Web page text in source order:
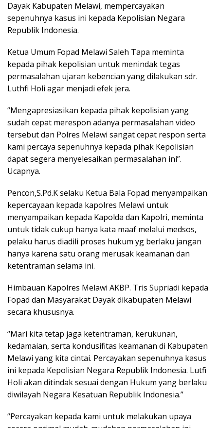
Dayak Kabupaten Melawi, mempercayakan
sepenuhnya kasus ini kepada Kepolisian Negara
Republik Indonesia.
Ketua Umum Fopad Melawi Saleh Tapa meminta
kepada pihak kepolisian untuk menindak tegas
permasalahan ujaran kebencian yang dilakukan sdr.
Luthfi Holi agar menjadi efek jera.
“Mengapresiasikan kepada pihak kepolisian yang
sudah cepat merespon adanya permasalahan video
tersebut dan Polres Melawi sangat cepat respon serta
kami percaya sepenuhnya kepada pihak Kepolisian
dapat segera menyelesaikan permasalahan ini”.
Ucapnya.
Pencon,S.Pd.K selaku Ketua Bala Fopad menyampaikan
kepercayaan kepada kapolres Melawi untuk
menyampaikan kepada Kapolda dan Kapolri, meminta
untuk tidak cukup hanya kata maaf melalui medsos,
pelaku harus diadili proses hukum yg berlaku jangan
hanya karena satu orang merusak keamanan dan
ketentraman selama ini.
Himbauan Kapolres Melawi AKBP. Tris Supriadi kepada
Fopad dan Masyarakat Dayak dikabupaten Melawi
secara khususnya.
“Mari kita tetap jaga ketentraman, kerukunan,
kedamaian, serta kondusifitas keamanan di Kabupaten
Melawi yang kita cintai. Percayakan sepenuhnya kasus
ini kepada Kepolisian Negara Republik Indonesia. Lutfi
Holi akan ditindak sesuai dengan Hukum yang berlaku
diwilayah Negara Kesatuan Republik Indonesia.”
“Percayakan kepada kami untuk melakukan upaya